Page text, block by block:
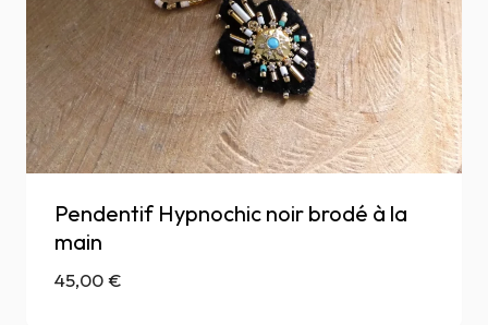
Pendentif Hypnochic noir brodé à la
main
45,00€